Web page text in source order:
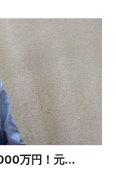
万円！元...